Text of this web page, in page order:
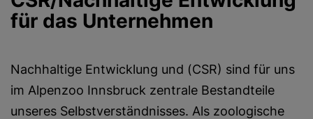
für das Unternehmen
Nachhaltige Entwicklung und (CSR) sind für uns
im Alpenzoo Innsbruck zentrale Bestandteile
unseres Selbstverständnisses. Als zoologische